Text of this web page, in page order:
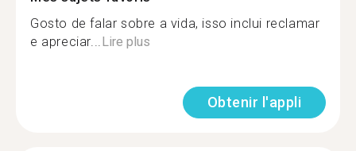
Gosto de falar sobre a vida, isso inclui reclamar
e apreciar...Lire plus
Obtenir l'appli